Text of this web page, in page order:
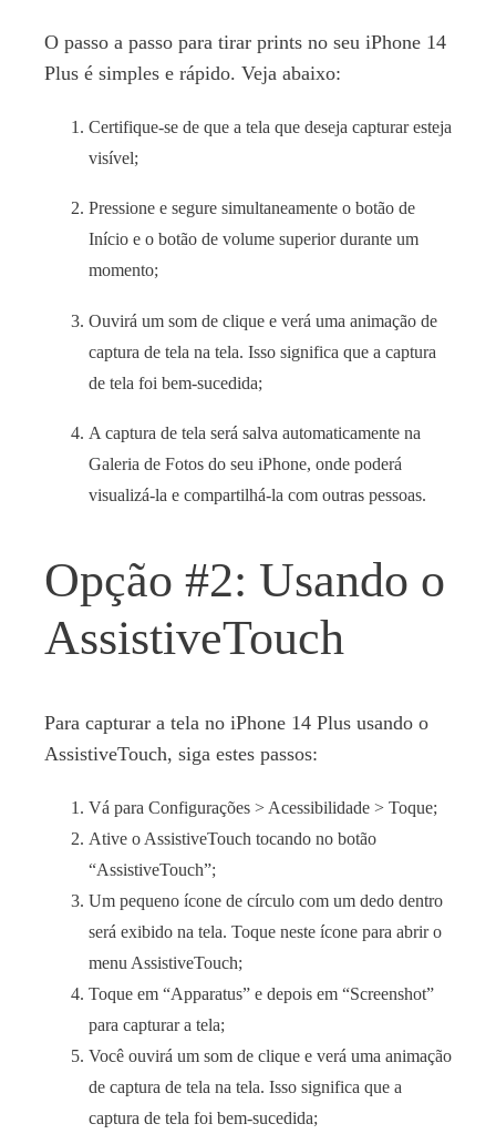
O passo a passo para tirar prints no seu iPhone 14
Plus é simples e rápido. Veja abaixo:
Certifique-se de que a tela que deseja capturar esteja
visível;
Pressione e segure simultaneamente o botão de
Início e o botão de volume superior durante um
momento;
Ouvirá um som de clique e verá uma animação de
captura de tela na tela. Isso significa que a captura
de tela foi bem-sucedida;
A captura de tela será salva automaticamente na
Galeria de Fotos do seu iPhone, onde poderá
visualizá-la e compartilhá-la com outras pessoas.
Opção #2: Usando o
AssistiveTouch
Para capturar a tela no iPhone 14 Plus usando o
AssistiveTouch, siga estes passos:
Vá para Configurações > Acessibilidade > Toque;
Ative o AssistiveTouch tocando no botão
“AssistiveTouch”;
Um pequeno ícone de círculo com um dedo dentro
será exibido na tela. Toque neste ícone para abrir o
menu AssistiveTouch;
Toque em “Apparatus” e depois em “Screenshot”
para capturar a tela;
Você ouvirá um som de clique e verá uma animação
de captura de tela na tela. Isso significa que a
captura de tela foi bem-sucedida;